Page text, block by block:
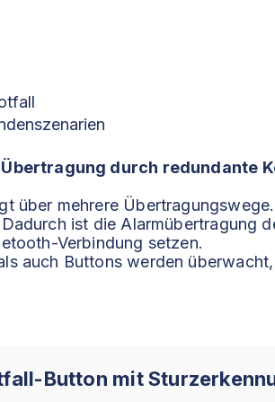
durch redundante
über mehrere
ist die Alarmübertragung
Verbindung setzen.
auch Buttons werden
Button mit